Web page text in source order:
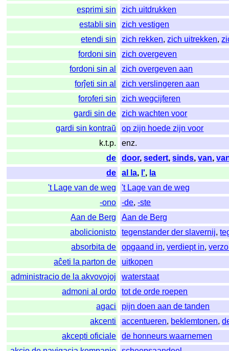
esprimi sin
zich uitdrukken
establi sin
zich vestigen
etendi sin
zich rekken,zich uitrekken,
fordoni sin
zich overgeven
fordoni sin al
zich overgeven aan
forĵeti sin al
zich verslingeren aan
foroferi sin
zich wegcijferen
gardi sin de
zich wachten voor
gardi sin kontraŭ
op zijn hoede zijn voor
k.t.p.
enz.
de
door,sedert,sinds,van,
de
al la, l', la
't Lage van de weg
't Lage van de weg
-ono
-de,-ste
Aan de Berg
Aan de Berg
abolicionisto
tegenstander der slavernij,
absorbita de
opgaand in,verdiept in,
aĉeti la parton de
uitkopen
administracio de la akvovojoj
waterstaat
admoni al ordo
tot de orde roepen
agaci
pijn doen aan de tanden
akcenti
accentueren, beklemtonen,
akcepti oficiale
de honneurs waarnemen